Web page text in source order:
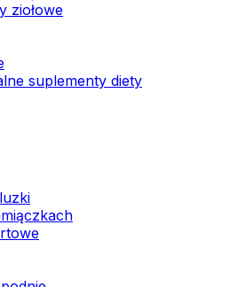
ziołowe
suplementy diety